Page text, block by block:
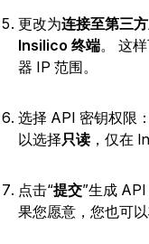
更改为连接至第三
Insilico 终端。
这
器 IP 范围。
选择 API 密钥权限
以选择只读 ，仅在
点击“提交”生成 API
果您愿意，您也可